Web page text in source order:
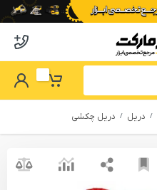
My Basket
Password
دریل دریل چکشی